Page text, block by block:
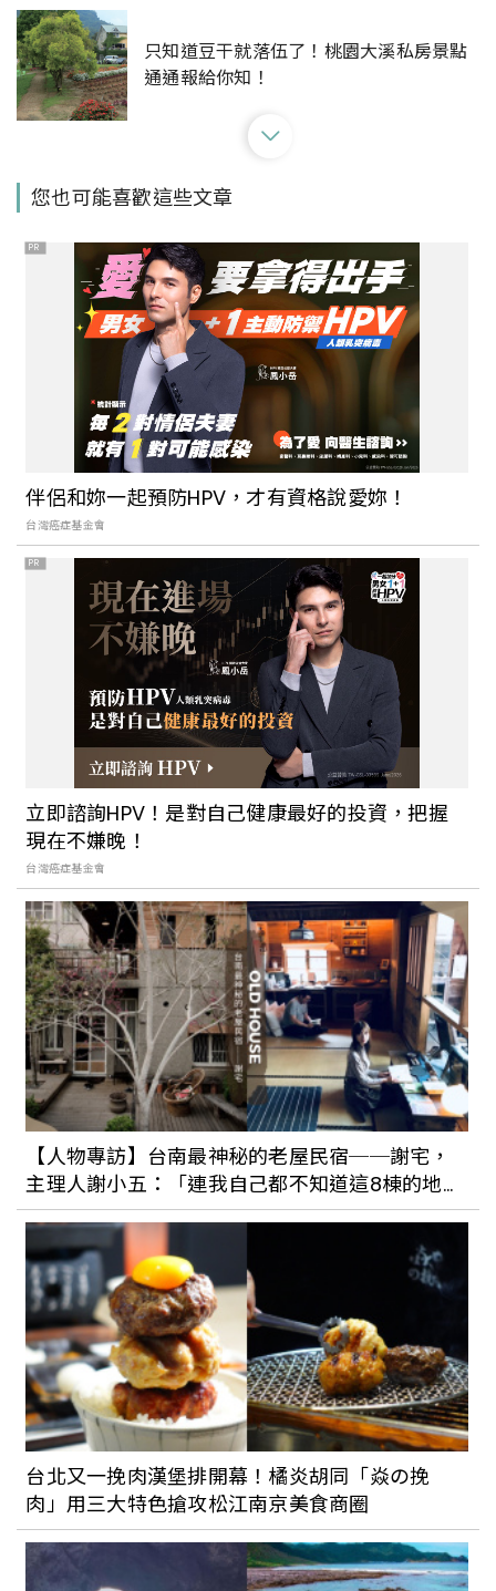
只知道豆干就落伍了！桃園大溪私房景點
通通報給你知！
誰說大溪只有老街和豆干！新創基地帶來
【Walker說走就走】Podcast EP168：
誰說大溪只有老街和豆干！多風格的周邊
景點也很有驚喜（下）
您也可能喜歡這些文章
PR
伴侶和妳一起預防HPV，才有資格說愛妳！
台灣癌症基金會
PR
立即諮詢HPV！是對自己健康最好的投資，把握
現在不嫌晚！
台灣癌症基金會
【人物專訪】台南最神秘的老屋民宿──謝宅，
主理人謝小五：「連我自己都不知道這8棟的地
址。」
台北又一挽肉漢堡排開幕！橘炎胡同「焱の挽
肉」用三大特色搶攻松江南京美食商圈